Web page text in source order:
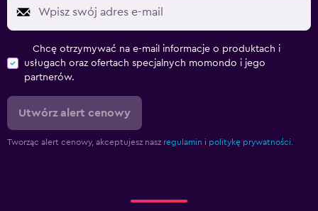
Chcę otrzymywać na e-mail informacje o produktach i
usługach oraz ofertach specjalnych momondo i jego
partnerów.
Utwórz alert cenowy
Tworząc alert cenowy, akceptujesz nasz regulamin i politykę prywatności.